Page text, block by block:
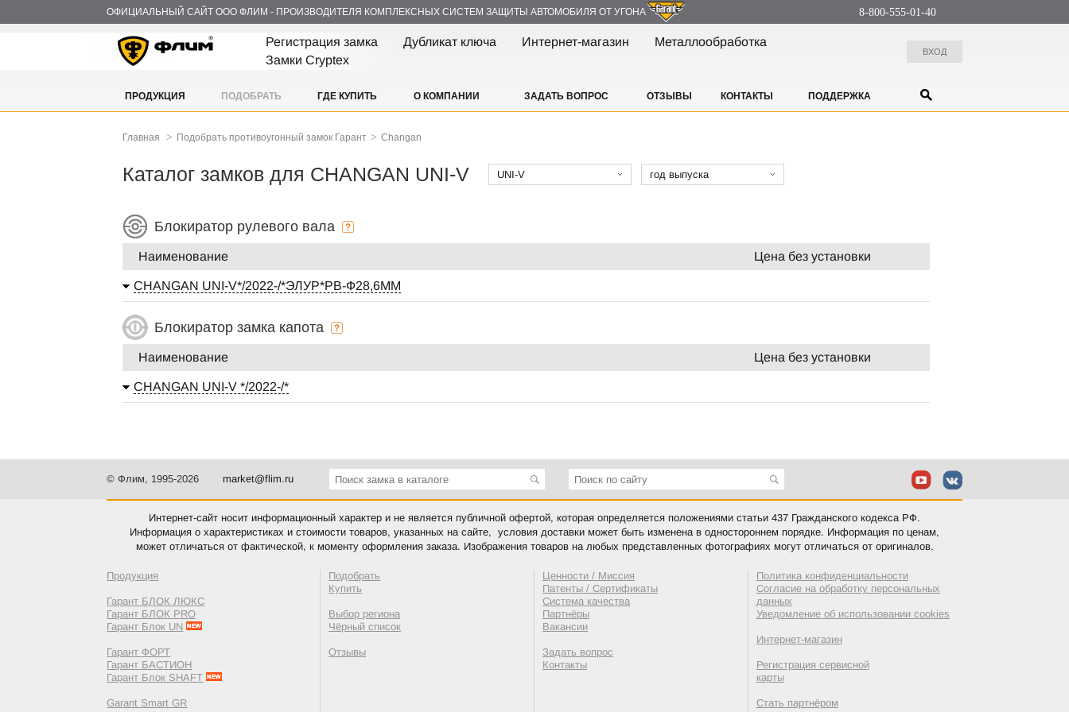
ОФИЦИАЛЬНЫЙ САЙТ ООО ФЛИМ - ПРОИЗВОДИТЕЛЯ КОМПЛЕКСНЫХ СИСТЕМ ЗАЩИТЫ АВТОМОБИЛЯ ОТ УГОНА 8-800-555-01-40
Регистрация замка Дубликат ключа Интернет-магазин
Металлообработка
Замки Cryptex
ВХОД
ПРОДУКЦИЯ ПОДОБРАТЬ ГДЕ КУПИТЬ О КОМПАНИИ ЗАДАТЬ ВОПРОС ОТЗЫВЫ КОНТАКТЫ ПОДДЕРЖКА
Главная > Подобрать противоугонный замок Гарант > Changan
Каталог замков для CHANGAN UNI-V UNI-V год выпуска
Блокиратор рулевого вала
Наименование Цена без установки
CHANGAN UNI-V*/2022-/*ЭЛУР*РВ-Ф28,6ММ
Блокиратор замка капота
Наименование Цена без установки
CHANGAN UNI-V */2022-/*
© Флим, 1995-2026 market@flim.ru
Интернет-сайт носит информационный характер и не является публичной офертой, которая определяется положениями статьи 437 Гражданского кодекса РФ.
Информация о характеристиках и стоимости товаров, указанных на сайте, условия доставки может быть изменена в одностороннем порядке. Информация по ценам,
может отличаться от фактической, к моменту оформления заказа. Изображения товаров на любых представленных фотографиях могут отличаться от оригиналов.
Продукция
Гарант БЛОК ЛЮКС
Гарант БЛОК PRO
Гарант Блок UN
Гарант ФОРТ
Гарант БАСТИОН
Гарант Блок SHAFT
Garant Smart GR
Подобрать
Купить
Выбор региона
Чёрный список
Отзывы
Ценности / Миссия
Патенты / Сертификаты
Система качества
Партнёры
Вакансии
Задать вопрос
Контакты
Политика конфиденциальности
Согласие на обработку персональных
данных
Уведомление об использовании cookies
Интернет-магазин
Регистрация сервисной
карты
Стать партнёром